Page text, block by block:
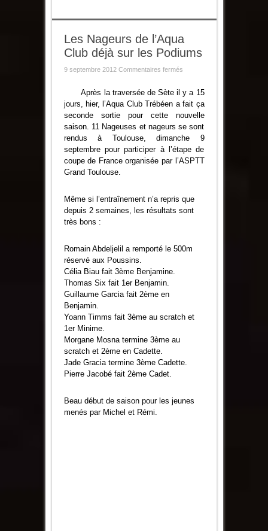
Les Nageurs de l’Aqua
Club déjà sur les Podiums
9 septembre 2012 Commentaires ferméssur
de
l’Aqua
Club
sur
les
Podiums
Après la traversée de Sète il y a 15
jours, hier, l’Aqua Club Trébéen a fait ça
seconde sortie pour cette nouvelle
saison. 11 Nageuses et nageurs se sont
rendus à Toulouse, dimanche 9
septembre pour participer à l’étape de
coupe de France organisée par l’ASPTT
Grand Toulouse.
Même si l’entraînement n’a repris que
depuis 2 semaines, les résultats sont
très bons :
Romain Abdeljelil a remporté le 500m
réservé aux Poussins.
Célia Biau fait 3ème Benjamine.
Thomas Six fait 1er Benjamin.
Guillaume Garcia fait 2ème en
Benjamin.
Yoann Timms fait 3ème au scratch et
1er Minime.
Morgane Mosna termine 3ème au
scratch et 2ème en Cadette.
Jade Gracia termine 3ème Cadette.
Pierre Jacobé fait 2ème Cadet.
Beau début de saison pour les jeunes
menés par Michel et Rémi.